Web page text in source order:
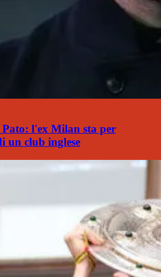
l'ex Milan sta per
un club inglese